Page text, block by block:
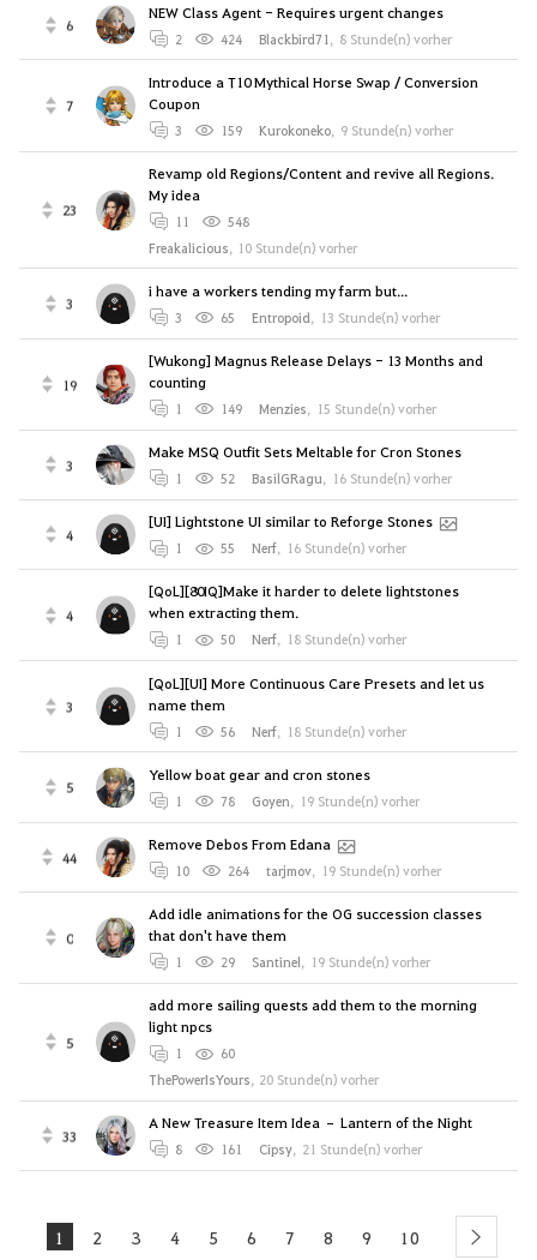
6
NEW Class Agent - Requires urgent changes
2 424 Blackbird71 , 8 Stunde(n) vorher
7
Introduce a T10 Mythical Horse Swap / Conversion
Coupon
3 159 Kurokoneko, 9 Stunde(n) vorher
23
Revamp old Regions/Content and revive all Regions.
My idea
11
548
Freakalicious, 10 Stunde(n) vorher
3
i have a workers tending my farm but...
3 65 Entropoid, 13 Stunde(n) vorher
19
[Wukong] Magnus Release Delays - 13 Months and
counting
1 149 Menzies, 15 Stunde(n) vorher
3
Make MSQ Outfit Sets Meltable for Cron Stones
1 52 BasilGRagu, 16 Stunde(n) vorher
4
[UI] Lightstone UI similar to Reforge Stones
1 55 Nerf, 16 Stunde(n) vorher
4
[QoL][80IQ]Make it harder to delete lightstones
when extracting them.
1 50 Nerf, 18 Stunde(n) vorher
3
[QoL][UI] More Continuous Care Presets and let us
name them
1 56 Nerf, 18 Stunde(n) vorher
5
Yellow boat gear and cron stones
1 78 Goyen, 19 Stunde(n) vorher
44
Remove Debos From Edana
10 264 tarjmov, 19 Stunde(n) vorher
0
Add idle animations for the OG succession classes
that don't have them
1 29 Santinel, 19 Stunde(n) vorher
5
add more sailing quests add them to the morning
light npcs
1
60
ThePowerIsYours, 20 Stunde(n) vorher
33
A New Treasure Item Idea – Lantern of the Night
8 161 Cipsy, 21 Stunde(n) vorher
1 2 3 4 5 6 7 8 9 10 next